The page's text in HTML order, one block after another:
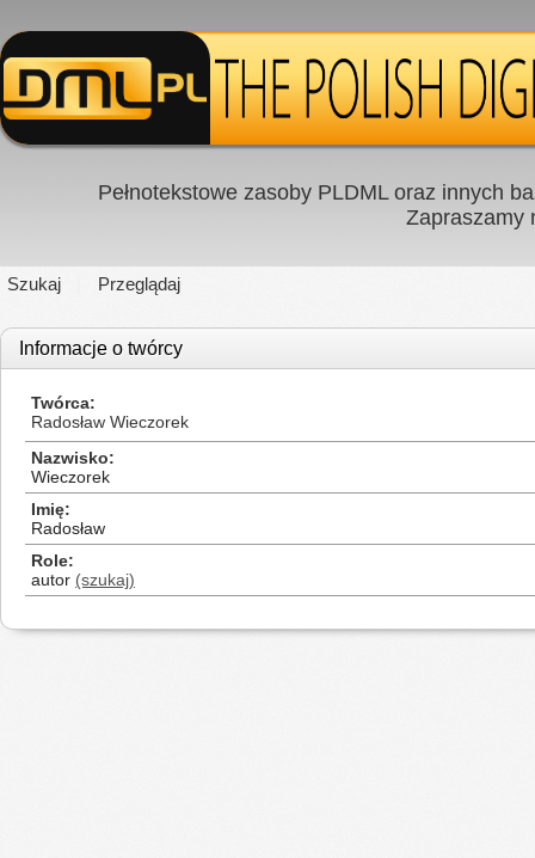
Pełnotekstowe zasoby PLDML oraz innych
Zapraszamy
Szukaj Przeglądaj
Informacje o twórcy
Twórca
Radosław Wieczorek
Nazwisko
Wieczorek
Imię
Radosław
Role
autor (szukaj)